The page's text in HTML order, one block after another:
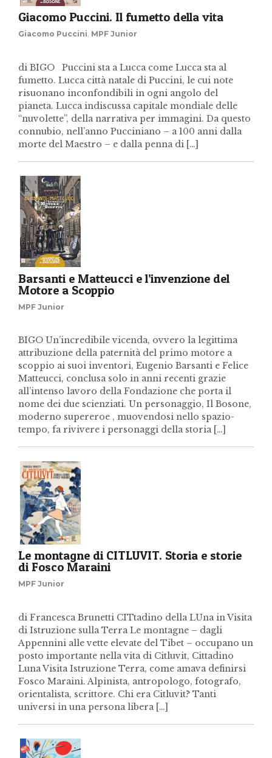
Giacomo Puccini. Il fumetto della vita
Giacomo Puccini, MPF Junior
di BIGO Puccini sta a Lucca come Lucca sta al
fumetto. Lucca città natale di Puccini, le cui note
risuonano inconfondibili in ogni angolo del
pianeta. Lucca indiscussa capitale mondiale delle
“nuvolette”, della narrativa per immagini. Da questo
connubio, nell’anno Pucciniano – a 100 anni dalla
morte del Maestro – e dalla penna di […]
Barsanti e Matteucci e l’invenzione del
Motore a Scoppio
MPF Junior
BIGO Un’incredibile vicenda, ovvero la legittima
attribuzione della paternità del primo motore a
scoppio ai suoi inventori, Eugenio Barsanti e Felice
Matteucci, conclusa solo in anni recenti grazie
all’intenso lavoro della Fondazione che porta il
nome dei due scienziati. Un personaggio, Il Bosone,
moderno supereroe , muovendosi nello spazio-
tempo, fa rivivere i personaggi della storia […]
Le montagne di CITLUVIT. Storia e storie
di Fosco Maraini
MPF Junior
di Francesca Brunetti CITtadino della LUna in Visita
di Istruzione sulla Terra Le montagne – dagli
Appennini alle vette elevate del Tibet – occupano un
posto importante nella vita di Citluvit, Cittadino
Luna Visita Istruzione Terra, come amava definirsi
Fosco Maraini. Alpinista, antropologo, fotografo,
orientalista, scrittore. Chi era Citluvit? Tanti
universi in una persona libera […]